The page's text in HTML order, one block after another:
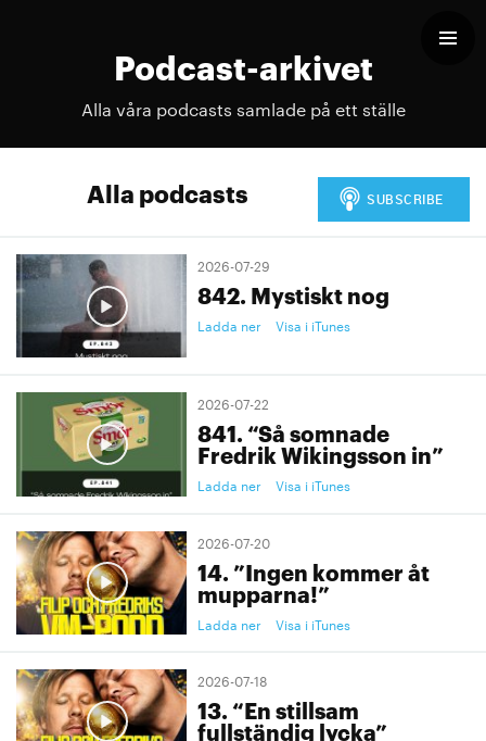
Podcast-arkivet
Alla våra podcasts samlade på ett ställe
Alla podcasts
2026-07-29
842. Mystiskt nog
Ladda ner Visa i iTunes
2026-07-22
841. “Så somnade
Fredrik Wikingsson in”
Ladda ner Visa i iTunes
2026-07-20
14. ”Ingen kommer åt
mupparna!”
Ladda ner Visa i iTunes
2026-07-18
13. “En stillsam
fullständig lycka”